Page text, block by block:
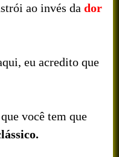
ao invés da dor
eu acredito que
você tem que